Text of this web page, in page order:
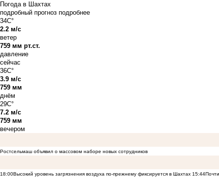
Погода в Шахтах
подробный прогноз подробнее
34C°
2.2 м/с
ветер
759 мм рт.ст.
давление
сейчас
36C°
3.9 м/с
759 мм
днём
29C°
7.2 м/с
759 мм
вечером
Ростсельмаш объявил о массовом наборе новых сотрудников
18:00Высокий уровень загрязнения воздуха по-прежнему фиксируется в Шахтах 15:44